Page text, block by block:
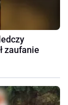
zaufanie